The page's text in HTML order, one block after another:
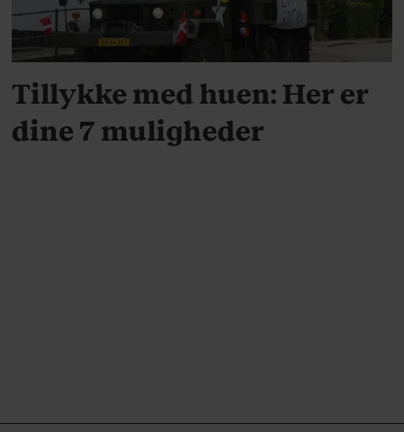
DIVERSE
Tillykke med huen: Her er
dine 7 muligheder